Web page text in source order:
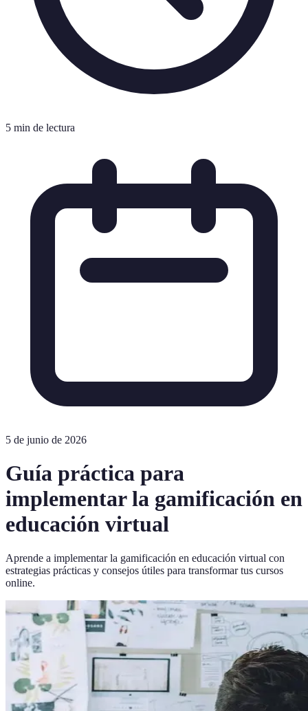
5 min de lectura
5 de junio de 2026
Guía práctica para
implementar la gamificación en
educación virtual
Aprende a implementar la gamificación en educación virtual con
estrategias prácticas y consejos útiles para transformar tus cursos
online.